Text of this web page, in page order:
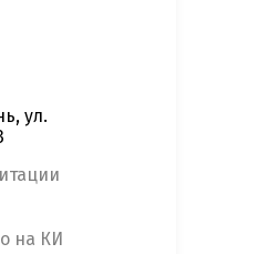
ул.
на КИ